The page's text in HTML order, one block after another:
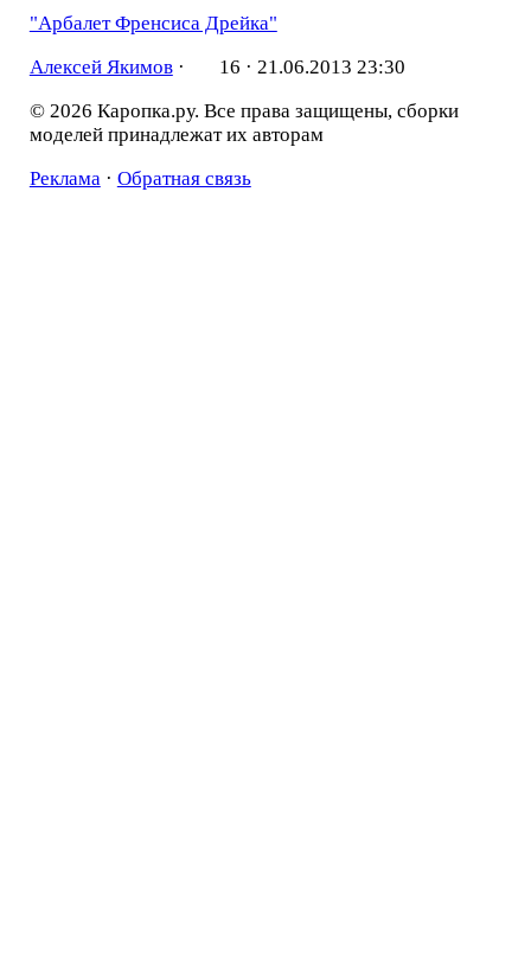
"Арбалет Френсиса Дрейка"
Алексей Якимов· 16 · 21.06.2013 23:30
© 2026 Каропка.ру. Все права защищены, сборки
моделей принадлежат их авторам
Реклама · Обратная связь